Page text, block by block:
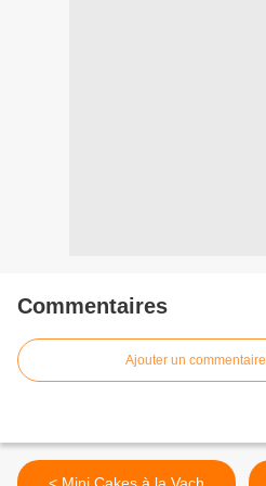
Commentaires
Ajouter un commentaire